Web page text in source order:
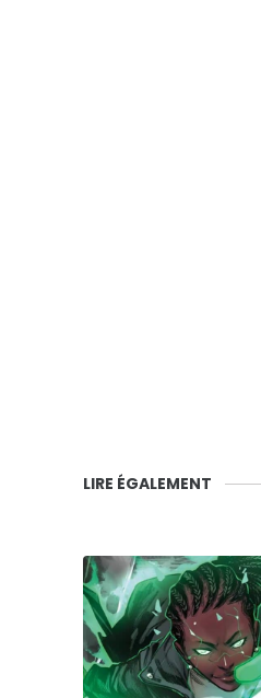
LIRE ÉGALEMENT